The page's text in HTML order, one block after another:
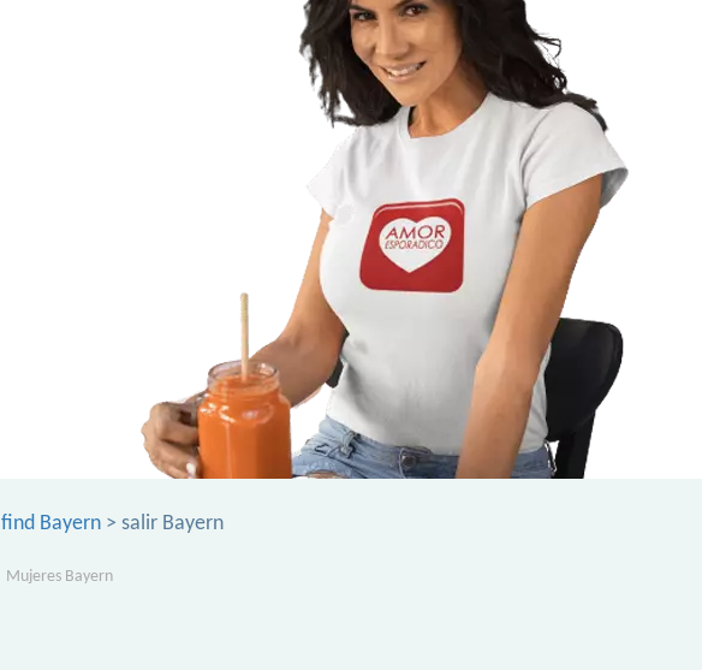
find Bayern > salir Bayern
Mujeres Bayern